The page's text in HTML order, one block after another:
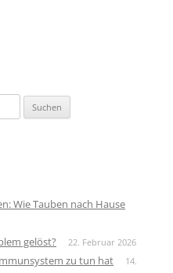
Wie Tauben nach Hause
gelöst? 22. Februar 2026
zu tun hat
14.